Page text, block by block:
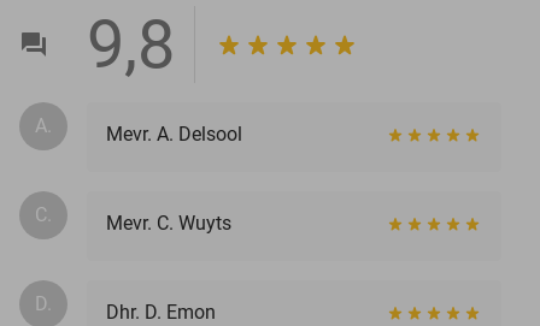
9,8
A. Mevr. A. Delsool
C. Mevr. C. Wuyts
D. Dhr. D. Emon